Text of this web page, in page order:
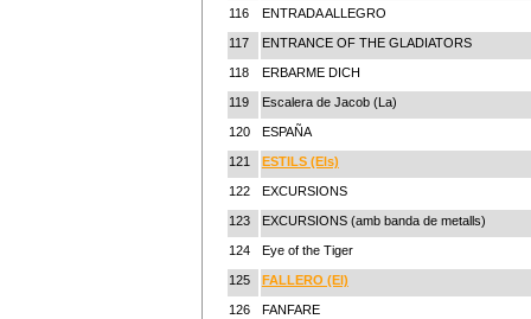
116 ENTRADA ALLEGRO
117 ENTRANCE OF THE GLADIATORS
118 ERBARME DICH
119 Escalera de Jacob (La)
120 ESPAÑA
121 ESTILS (Els)
122 EXCURSIONS
123 EXCURSIONS (amb banda de metalls)
124 Eye of the Tiger
125 FALLERO (El)
126 FANFARE